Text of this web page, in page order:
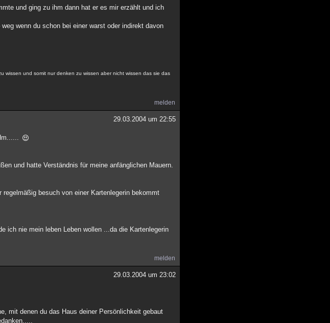
und ging zu ihm dann hat er es mir erzählt und ich
wenn du schon bei einer warst oder indirekt davon
wissen und somit nur denken zu wissen aber nicht wissen das sie das
melden
29.03.2004 um 22:55
und hatte Verständnis für meine anfänglichen Mauern.
besuch von einer Kartenlegerin bekommt
ich nie mein leben Leben wollen ...da die Kartenlegerin
melden
29.03.2004 um 23:02
mit denen du das Haus deiner Persönlichkeit gebaut